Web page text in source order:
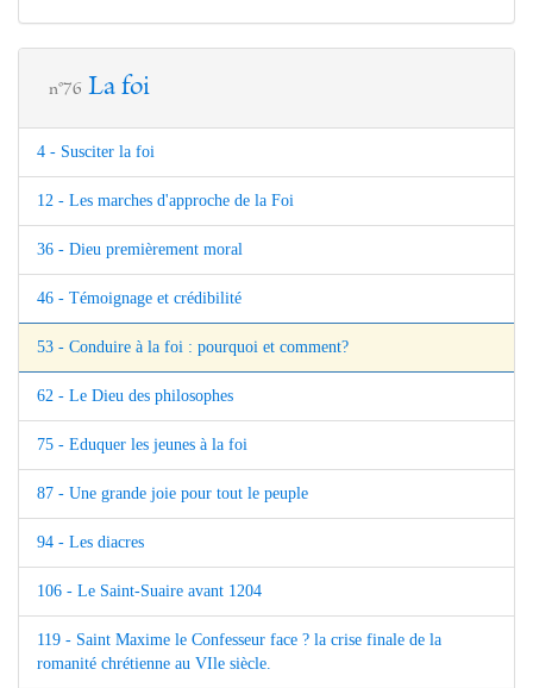
n°76 La foi
4 - Susciter la foi
12 - Les marches d'approche de la Foi
36 - Dieu premièrement moral
46 - Témoignage et crédibilité
53 - Conduire à la foi : pourquoi et comment?
62 - Le Dieu des philosophes
75 - Eduquer les jeunes à la foi
87 - Une grande joie pour tout le peuple
94 - Les diacres
106 - Le Saint-Suaire avant 1204
119 - Saint Maxime le Confesseur face ? la crise finale de la
romanité chrétienne au VIle siècle.